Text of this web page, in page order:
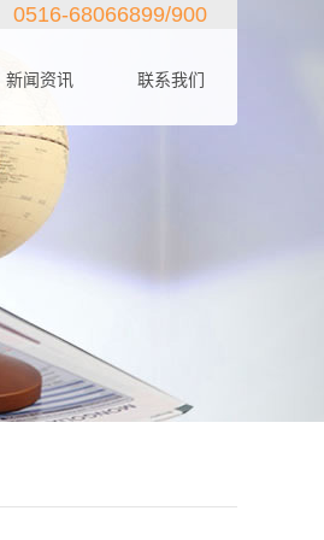
0516-68066899/900
新闻资讯 联系我们